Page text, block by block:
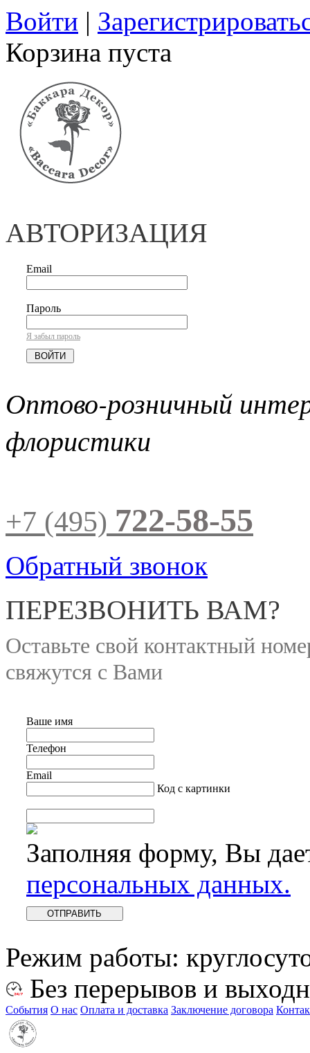
Войти |
Корзина пуста
АВТОРИЗАЦИЯ
Email
Пароль
Я забыл пароль
Оптово-розничный
флористики
+7 (495) 722-58-55
Обратный звонок
ПЕРЕЗВОНИТЬ ВАМ?
Оставьте свой контактный
свяжутся с Вами
Ваше имя
Телефон
Email
Код с картинки
Заполняя форму, Вы
персональных данных.
Режим работы:
Без перерывов и
События О нас Оплата и доставка Заключение договора